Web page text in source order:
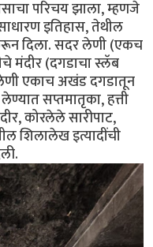
परिचय झाला, म्हणजे
इतिहास, तेथील
दिला. सदर लेणी (एकच
मंदीर (दगडाचा स्लॅब
एकाच अखंड दगडातून
सप्तमातृका, हत्ती
कोरलेले सारीपाट,
शिलालेख इत्यादींची